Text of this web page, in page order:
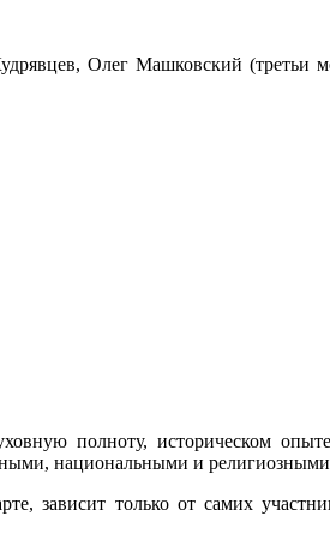
Олег Машковский
полноту, историческом
национальными и
зависит только от самих